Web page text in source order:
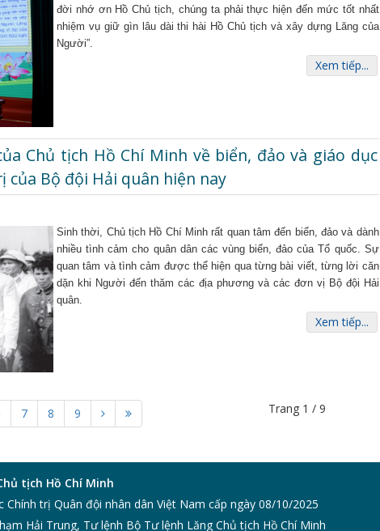
đời nhớ ơn Hồ Chủ tịch, chúng ta phải thực hiện đến mức tốt nhất
nhiệm vụ giữ gìn lâu dài thi hài Hồ Chủ tịch và xây dựng Lăng của
Người”.
Xem tiếp...
Chủ tịch Hồ Chí Minh về biển, đảo và giáo dục
của Bộ đội Hải quân hiện nay
Sinh thời, Chủ tịch Hồ Chí Minh rất quan tâm đến biển, đảo và dành
nhiều tình cảm cho quân dân các vùng biển, đảo của Tổ quốc. Sự
quan tâm và tình cảm được thể hiện qua từng bài viết, từng lời căn
dặn khi Người đến thăm các địa phương và các đơn vị Bộ đội Hải
quân.
Xem tiếp...
Trang 1 / 9
7 8 9
tịch Hồ Chí Minh
trị Quân đội nhân dân Việt Nam cấp ngày 08/10/2025
Hải Trung, Tư lệnh Bộ Tư lệnh Lăng Chủ tịch Hồ Chí Minh